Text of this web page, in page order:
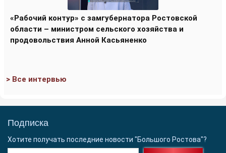
«Рабочий контур» с замгубернатора Ростовской
области – министром сельского хозяйства и
продовольствия Анной Касьяненко
> Все интервью
Подписка
Хотите получать последние новости "Большого Ростова"?